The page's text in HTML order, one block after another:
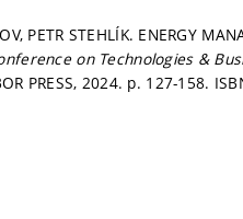
PETR STEHLÍK. ENERGY
on Technologies &
PRESS, 2024. p. 127-158.